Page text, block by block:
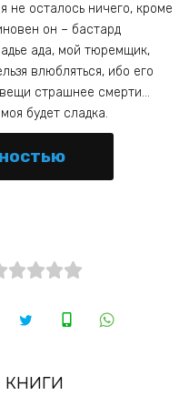
не осталось ничего, кроме
он – бастард
ада, мой тюремщик,
влюбляться, ибо его
страшнее смерти…
будет сладка.